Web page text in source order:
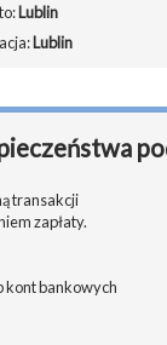
Lublin
Lublin
transakcji
zapłaty.
kont bankowych